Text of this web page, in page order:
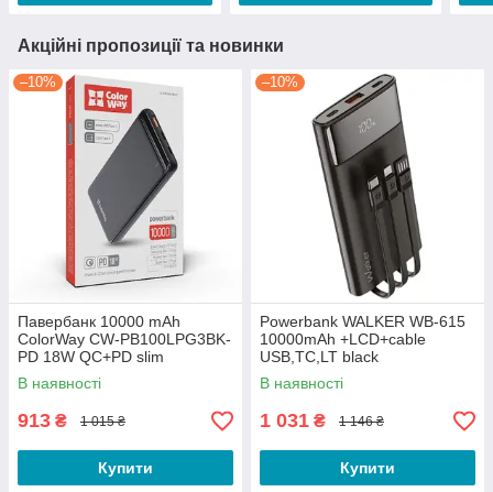
Акційні пропозиції та новинки
–10%
Павербанк 10000 mAh
ColorWay CW-PB100LPG3BK-
PD 18W QC+PD slim
світлодіодний індикатор
чорний
В наявності
913 ₴ 1 015 ₴
Купити
–10%
Powerbank WALKER WB-615
10000mAh +LCD+cable
USB,TC,LT black
В наявності
1 031 ₴ 1 146 ₴
Купити